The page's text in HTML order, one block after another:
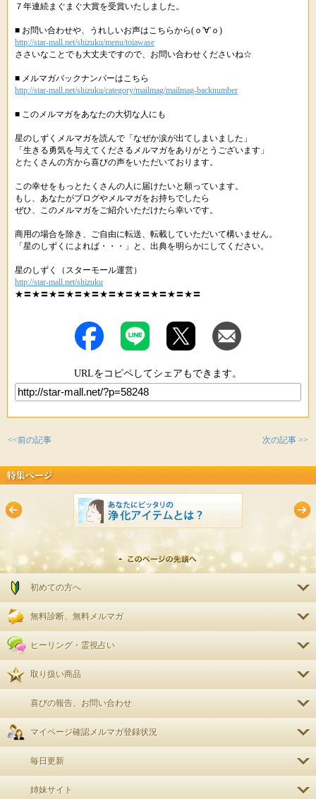
７年連続まぐまぐ大賞を受賞いたしました。
■ お問い合わせや、うれしいお声はこちらから(ｏ'∀'ｏ)
http://star-mall.net/shizuku/menu/toiawase
ささいなことでも大丈夫ですので、お問い合わせくださいね☆
■ メルマガバックナンバーはこちら
http://star-mall.net/shizuku/category/mailmag/mailmag-backnumber
■ このメルマガをあなたの大切な人にも
星のしずくメルマガを読んで「なぜか涙が出てしまいました」
「生きる勇気を与えてくださるメルマガをありがとうございます」
とたくさんの方から喜びの声をいただいております。
この幸せをもっとたくさんの人に届けたいと願っています。
もし、あなたがブログやメルマガをお持ちでしたら
ぜひ、このメルマガをご紹介いただけたら幸いです。
商用の場合を除き、ご自由に転送、転載していただいて構いません。
「星のしずくによれば・・・」と、出典を明らかにしてください。
星のしずく（スターモール運営）
http://star-mall.net/shizuku
★〓★〓★〓★〓★〓★〓★〓★〓★〓★〓★〓
URLをコピペしてシェアもできます。
<<前の記事 次の記事 >>
初めての方へ
無料診断、無料メルマガ
ヒーリング・霊視占い
取り扱い商品
喜びの報告、お問い合わせ
マイページ確認 メルマガ登録状況
毎日更新
姉妹サイト